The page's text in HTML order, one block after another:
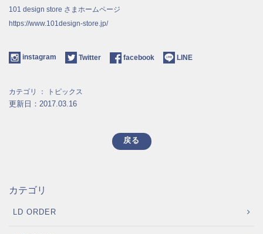
101 design store さまホームページ
https://www.101design-store.jp/
instagram Twitter facebook LINE
カテゴリ ： トピックス
更新日：2017.03.16
戻る
カテゴリ
LD ORDER